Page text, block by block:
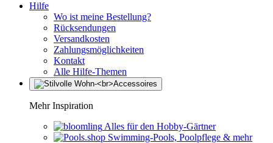
Hilfe
Wo ist meine Bestellung?
Rücksendungen
Versandkosten
Zahlungsmöglichkeiten
Kontakt
Alle Hilfe-Themen
Mehr Inspiration
Alles für den Hobby-Gärtner
Swimming-Pools, Poolpflege & mehr